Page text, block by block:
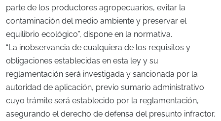
parte de los productores agropecuarios, evitar la
contaminación del medio ambiente y preservar el
equilibrio ecológico”, dispone en la normativa.
“La inobservancia de cualquiera de los requisitos y
obligaciones establecidas en esta ley y su
reglamentación será investigada y sancionada por la
autoridad de aplicación, previo sumario administrativo
cuyo trámite será establecido por la reglamentación,
asegurando el derecho de defensa del presunto infractor.